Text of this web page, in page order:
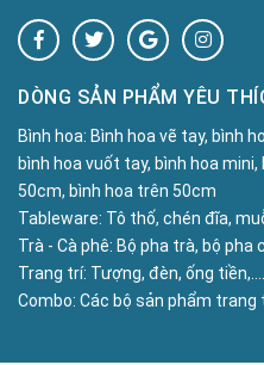
DÒNG SẢN PHẨM YÊU
Bình hoa: Bình hoa vẽ tay, bình
bình hoa vuốt tay, bình hoa
50cm, bình hoa trên 50cm
Tableware: Tô thố, chén đĩa,
Trà - Cà phê: Bộ pha trà, bộ pha
Trang trí: Tượng, đèn, ống tiền,....
Combo: Các bộ sản phẩm trang